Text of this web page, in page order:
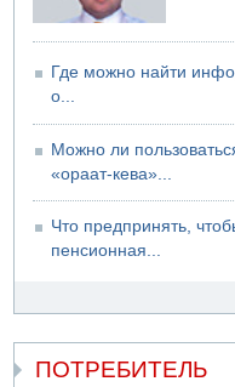
Где можно найти
о...
Можно ли
«ораат-кева»...
Что предпринять,
пенсионная...
ПОТРЕБИТЕЛЬ